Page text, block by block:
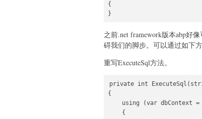
{
}
之前.net framework版本abp好
碍我们的脚步。可以通过如下方
重写ExecuteSql方法。
private int
{
using (var dbContext
    {